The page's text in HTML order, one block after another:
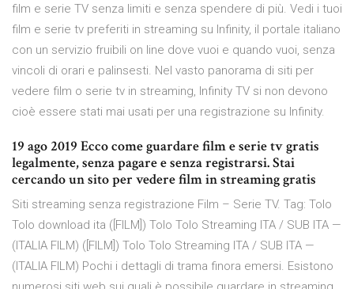
film e serie TV senza limiti e senza spendere di più. Vedi i tuoi
film e serie tv preferiti in streaming su Infinity, il portale italiano
con un servizio fruibili on line dove vuoi e quando vuoi, senza
vincoli di orari e palinsesti. Nel vasto panorama di siti per
vedere film o serie tv in streaming, Infinity TV si non devono
cioè essere stati mai usati per una registrazione su Infinity.
19 ago 2019 Ecco come guardare film e serie tv gratis
legalmente, senza pagare e senza registrarsi. Stai
cercando un sito per vedere film in streaming gratis
Siti streaming senza registrazione Film – Serie TV. Tag: Tolo
Tolo download ita ([FILM]) Tolo Tolo Streaming ITA / SUB ITA —
(ITALIA FILM) ([FILM]) Tolo Tolo Streaming ITA / SUB ITA —
(ITALIA FILM) Pochi i dettagli di trama finora emersi. Esistono